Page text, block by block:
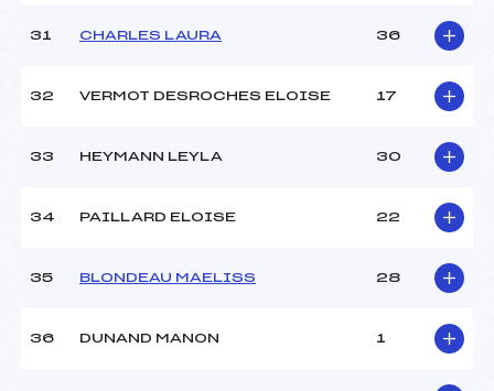
31 CHARLES LAURA 36
32 VERMOT DESROCHES ELOISE 17
33 HEYMANN LEYLA 30
34 PAILLARD ELOISE 22
35 BLONDEAU MAELISS 28
36 DUNAND MANON 1